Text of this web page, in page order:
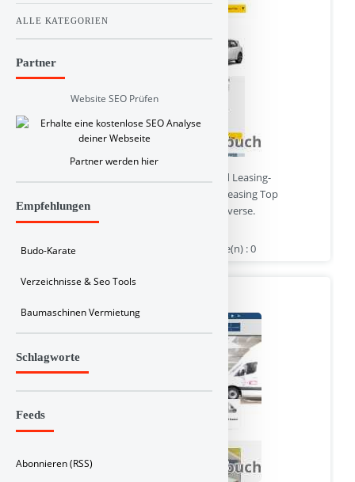
lll Täglich neue Auto Leasing Angebote und Leasing-
Schnäppchen für Privatleasing & Gewerbeleasing Top
Konditionen mit 0% Anzahlung Leasinguniverse.
www.leasinguniverse.de | Hits : 0 | Stimme(n) : 0
BLYSS Automotive
ALLE KATEGORIEN
Partner
Website SEO Prüfen
Partner werden hier
Empfehlungen
Budo-Karate
Verzeichnisse & Seo Tools
Baumaschinen Vermietung
Schlagworte
Feeds
Abonnieren (RSS)